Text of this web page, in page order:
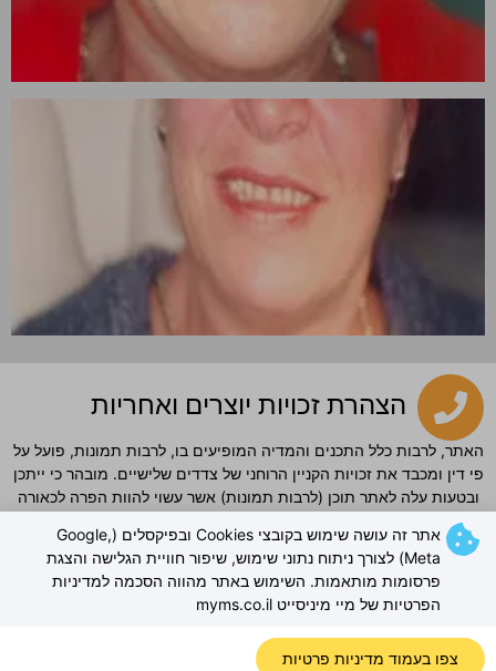
הצהרת זכויות יוצרים ואחריות
האתר, לרבות כלל התכנים והמדיה המופיעים בו, לרבות תמונות, פועל על
פי דין ומכבד את זכויות הקניין הרוחני של צדדים שלישיים. מובהר כי ייתכן
ובטעות עלה לאתר תוכן (לרבות תמונות) אשר עשוי להוות הפרה לכאורה
של זכויות יוצרים. מובהר ומוסכם כי למפעילי האתר לא תהיה כל אחריות
ישירה או עקיפה לכל נזק שייגרם עקב פרסום כאמור, וכי כל פנייה בדבר
חשש להפרת זכויות תיבחן באופן מיידי. ככל שנמצא כי תוכן כלשהו פוגע
בזכויות צד ג', יוסר התוכן או תינתן התייחסות אחרת לפי העניין, וזאת
מבלי שהדבר יהווה הודאה כלשהי באחריות מצד מפעילי האתר.
מדיניות פרטיות »
אתר זה עושה שימוש בקובצי Cookies ובפיקסלים (Google,
Meta) לצורך ניתוח נתוני שימוש, שיפור חוויית הגלישה והצגת
פרסומות מותאמות. השימוש באתר מהווה הסכמה למדיניות
הפרטיות של מיי מיניסייט myms.co.il
צפו בעמוד מדיניות פרטיות